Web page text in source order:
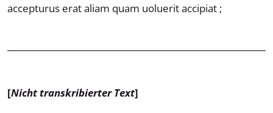
accepturus erat aliam quam uoluerit accipiat ;
[Nicht transkribierter Text]